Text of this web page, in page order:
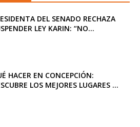
DEL SENADO RECHAZA
LEY KARIN: “NO...
HACER EN CONCEPCIÓN:
LOS MEJORES LUGARES ...